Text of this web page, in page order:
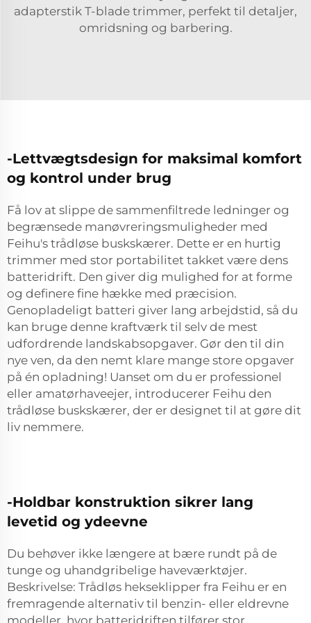
adapterstik T-blade trimmer, perfekt til detaljer,
omridsning og barbering.
-Lettvægtsdesign for maksimal komfort
og kontrol under brug
Få lov at slippe de sammenfiltrede ledninger og
begrænsede manøvreringsmuligheder med
Feihu's trådløse buskskærer. Dette er en hurtig
trimmer med stor portabilitet takket være dens
batteridrift. Den giver dig mulighed for at forme
og definere fine hække med præcision.
Genopladeligt batteri giver lang arbejdstid, så du
kan bruge denne kraftværk til selv de mest
udfordrende landskabsopgaver. Gør den til din
nye ven, da den nemt klare mange store opgaver
på én opladning! Uanset om du er professionel
eller amatørhaveejer, introducerer Feihu den
trådløse buskskærer, der er designet til at gøre dit
liv nemmere.
-Holdbar konstruktion sikrer lang
levetid og ydeevne
Du behøver ikke længere at bære rundt på de
tunge og uhandgribelige haveværktøjer.
Beskrivelse: Trådløs hekseklipper fra Feihu er en
fremragende alternativ til benzin- eller eldrevne
modeller, hvor batteridriften tilfører stor